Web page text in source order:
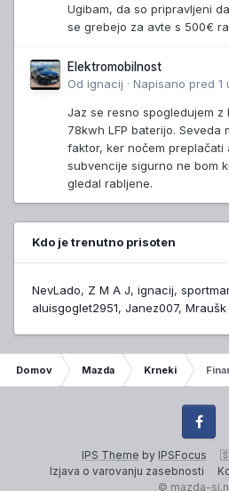
Ugibam, da so pripravljeni
se grebejo za avte s 500€
Elektromobilnost
Od ignacij · Napisano pred 1
Jaz se resno spogledujem z
78kwh LFP baterijo. Seveda
faktor, ker nočem preplačati
subvencije sigurno ne bom
gledal rabljene.
Kdo je trenutno prisoten
NevLado Z M A J ignacij
aluisgoglet2951 Janez007 Mraušk
Domov Mazda Krneki
IPS Theme by IPSFocus
Izjava o varovanju zasebnosti
Facebook
© mazda-